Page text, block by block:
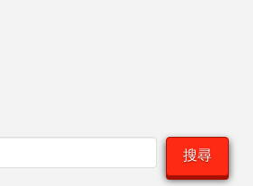
搜尋